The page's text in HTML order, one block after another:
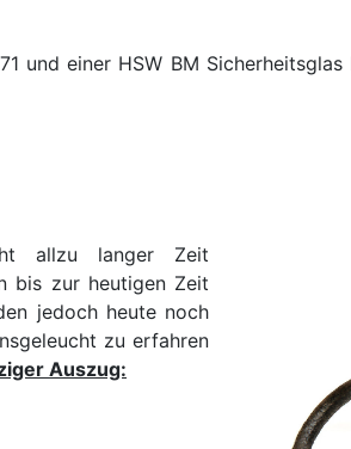
und einer HSW BM
allzu langer Zeit
bis zur heutigen Zeit
jedoch heute noch
zu erfahren
Auszug: